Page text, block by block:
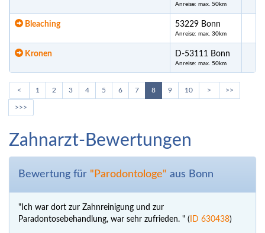
Anreise: max. 50km
Bleaching 53229 Bonn
Anreise: max. 30km
Kronen D-53111 Bonn
Anreise: max. 50km
< 1 2 3 4 5 6 7 8 9 10 > >>
>>>
Zahnarzt-Bewertungen
Bewertung für "Parodontologe" aus Bonn
"Ich war dort zur Zahnreinigung und zur
Paradontosebehandlung, war sehr zufrieden. " ( ID 630438)